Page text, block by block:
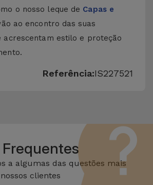
o nosso leque de Capas e
ao encontro das suas
acrescentam estilo e proteção
Referência:IS227521
a algumas das questões mais
clientes